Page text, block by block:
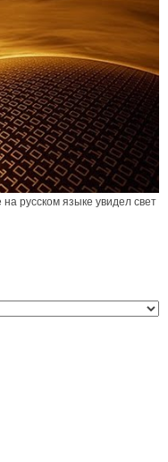
русском языке увидел свет